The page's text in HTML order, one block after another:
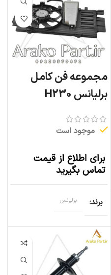
مجموعه فن کامل
برلیانس H230
موجود است
برای اطلاع از قیمت
تماس بگیرید
برند برلیانس